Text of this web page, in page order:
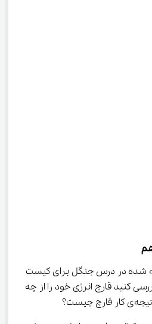
شده در درس جنگل برای کیست
علوم ششم لازم است تا بررسی کنید قارچ‌ انرژی خود را از چه